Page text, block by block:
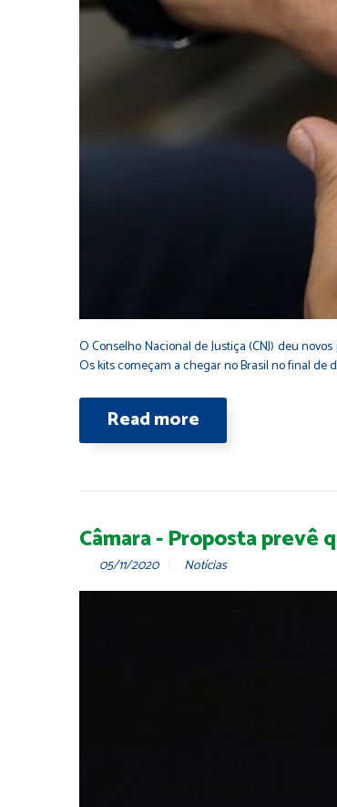
O Conselho Nacional de Justiça (CNJ) deu
Os kits começam a chegar no Brasil no final de
Read more
Câmara - Proposta prevê
05/11/2020 Notícias